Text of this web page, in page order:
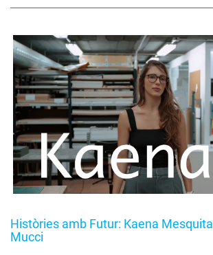
Històries amb Futur: Kaena Mesquita
Mucci